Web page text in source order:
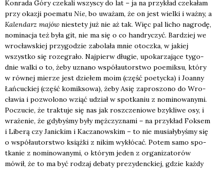
Kon­ra­da Góry cze­ka­li wszy­scy do lat – ja na przy­kład cze­ka­łam
przy oka­zji poema­tu Nie, bo uwa­żam, że on jest wiel­ki i waż­ny, a
Kalen­darz majów nie­ste­ty już nie aż tak. Więc pal licho nagro­dę,
nomi­na­cja też była git, nie ma się o co han­dry­czyć. Bar­dziej we
wro­cław­skiej przy­go­dzie zabo­la­ła mnie otocz­ka, w jakiej
wszyst­ko się roze­gra­ło. Naj­pierw dłu­gie, upo­ka­rza­ją­ce tygo­
dnie wal­ki o to, żeby uzna­no współ­au­tor­stwo poemik­su, któ­ry
w rów­nej mie­rze jest dzie­łem moim (część poetyc­ka) i Joan­ny
Łań­cuc­kiej (część komik­so­wa), żeby Asię zapro­szo­no do Wro­
cła­wia i pozwo­lo­no wziąć udział w spo­tka­niu z nomi­no­wa­ny­mi.
Poczu­cie, że trak­tu­je się nas jak rosz­cze­nio­we bzy­kli­we osy, i
wra­że­nie, że gdy­by­śmy były męż­czy­zna­mi – na przy­kład Fok­sem
i Libe­rą czy Janic­kim i Kacza­now­skim – to nie musia­ły­by­śmy się
o współ­au­tor­stwo książ­ki z nikim wykłó­cać. Potem samo spo­
tka­nie z nomi­no­wa­ny­mi, o któ­rym jeden z orga­ni­za­to­rów
mówił, że to ma być rodzaj deba­ty pre­zy­denc­kiej, gdzie każ­dy